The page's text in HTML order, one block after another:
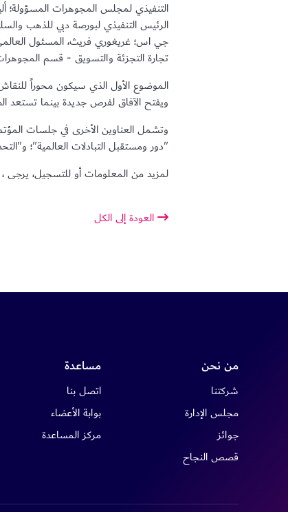
التنفيذي لمجلس المجوهرات المسؤولة؛
الرئيس التنفيذي لبورصة دبي للذهب
جي اس؛ غريغوري فريث، المسئول العالمي
تجارة التجزئة والتسويق - قسم
الموضوع الأول الذي سيكون محوراً
ويفتح الآفاق لفرص جديدة بينما تستعد
وتشمل العناوين الأخرى في جلسات
"دور ومستقبل التبادلات العالمية"؛
لمزيد من المعلومات أو للتسجيل، يرجى ،
العودة إلى الكل
من نحن
شركتنا
مجلس الإدارة
جوائز
قصص النجاح
مساعدة
اتصل بنا
بوابة الأعضاء
مركز المساعدة